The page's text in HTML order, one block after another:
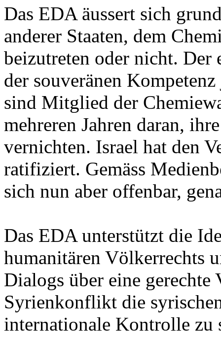
Das EDA äussert sich
anderer Staaten, dem
beizutreten oder nicht. Der
der souveränen
sind Mitglied der
mehreren Jahren daran,
vernichten. Israel hat den
ratifiziert. Gemäss
sich nun aber offenbar,
Das EDA unterstützt die
humanitären Völkerrechts
Dialogs über eine
Syrienkonflikt die
internationale Kontrolle zu